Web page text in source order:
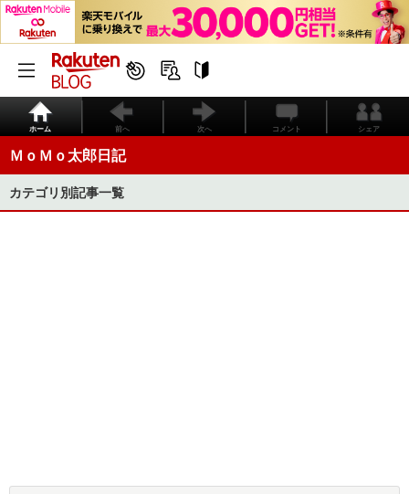
ホーム 前へ 次へ コメント シェア
ＭｏＭｏ太郎日記
カテゴリ別記事一覧